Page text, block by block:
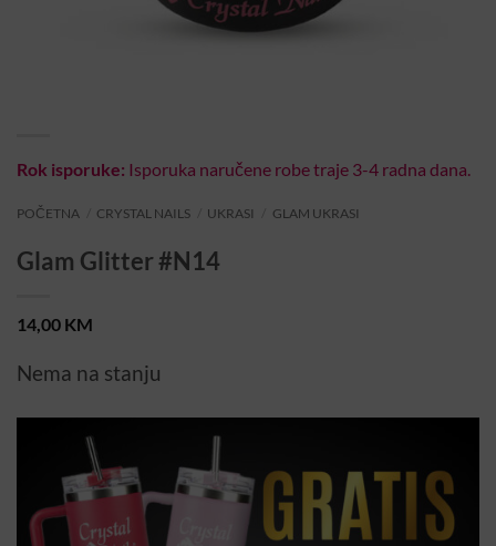
Rok isporuke: Isporuka naručene robe traje 3-4 radna dana.
POČETNA CRYSTAL NAILS UKRASI GLAM UKRASI
Glam Glitter #N14
14,00 KM
Nema na stanju